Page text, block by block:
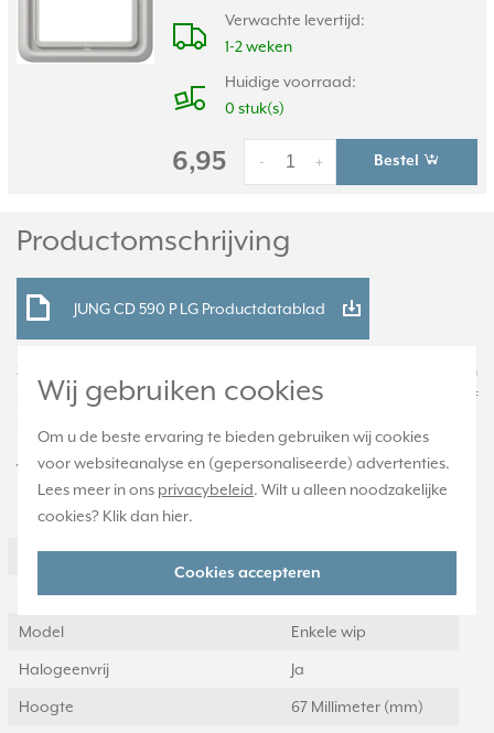
Wij gebruiken cookies
Om u de beste ervaring te bieden gebruiken wij cookies
voor websiteanalyse en (gepersonaliseerde) advertenties.
Lees meer in ons privacybeleid. Wilt u alleen noodzakelijke
cookies? Klik dan hier.
Cookies accepteren
Verwachte levertijd:
1-2 weken
Huidige voorraad:
0 stuk(s)
6,95 +
- Bestel
Productomschrijving
JUNG CD 590 P LG Productdatablad
Schakelwip (knop) voor multipulsdrukker 531-41 U, voorzien van
pijlsymbolen. Duroplast: zeer krasvast en glanzend. Exclusief
Technische specificaties
Specificatie
Kleur Grijs
Breedte 67 Millimeter (mm)
Model Enkele wip
Halogeenvrij Ja
Hoogte 67 Millimeter (mm)